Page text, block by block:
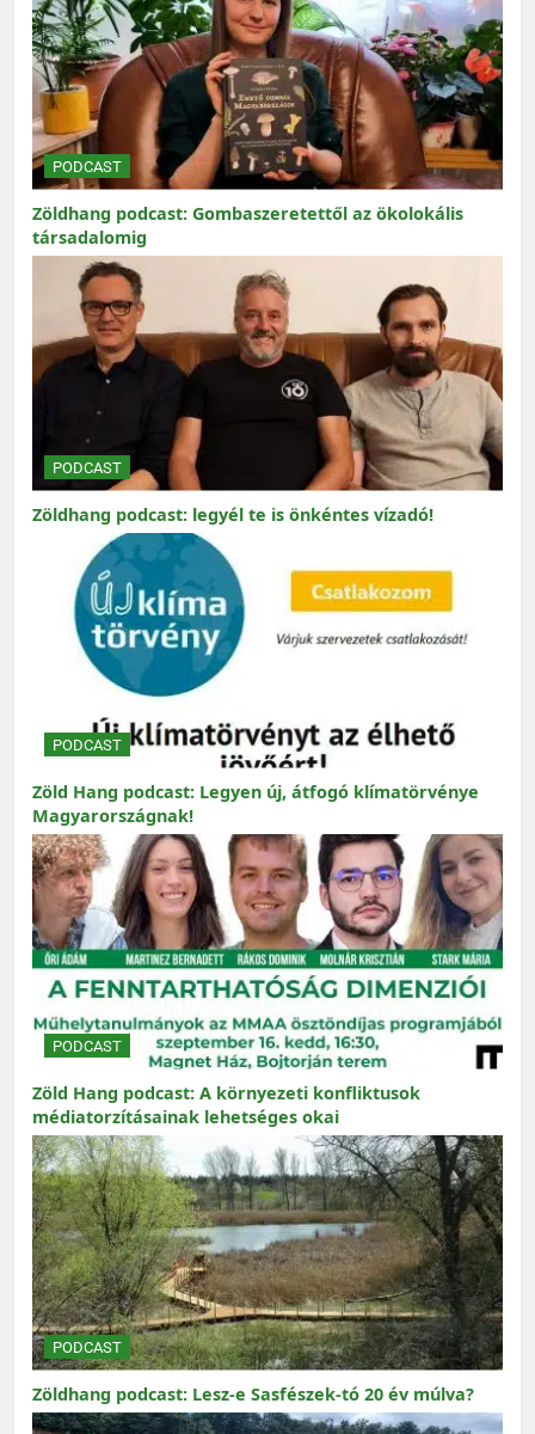
PODCAST
Zöldhang podcast: Gombaszeretettől az ökolokális
társadalomig
PODCAST
Zöldhang podcast: legyél te is önkéntes vízadó!
PODCAST
Zöld Hang podcast: Legyen új, átfogó klímatörvénye
Magyarországnak!
PODCAST
Zöld Hang podcast: A környezeti konfliktusok
médiatorzításainak lehetséges okai
PODCAST
Zöldhang podcast: Lesz-e Sasfészek-tó 20 év múlva?